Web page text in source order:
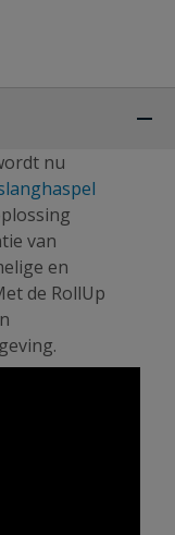
nu
van
en
de RollUp